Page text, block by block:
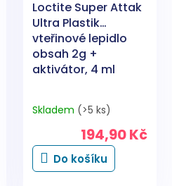
Loctite Super Attak
Ultra Plastik
vteřinové lepidlo
obsah 2g +
aktivátor, 4 ml
Skladem (>5 ks)
194,90 Kč
Do košíku